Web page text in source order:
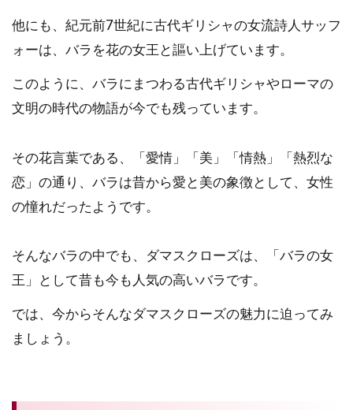
他にも、紀元前7世紀に古代ギリシャの女流詩人サッフ
ォーは、バラを花の女王と謳い上げています。
このように、バラにまつわる古代ギリシャやローマの
文明の時代の物語が今でも残っています。
その花言葉である、「愛情」「美」「情熱」「熱烈な
恋」の通り、バラは昔から愛と美の象徴として、女性
の憧れだったようです。
そんなバラの中でも、ダマスクローズは、「バラの女
王」として昔も今も人気の高いバラです。
では、今からそんなダマスクローズの魅力に迫ってみ
ましょう。